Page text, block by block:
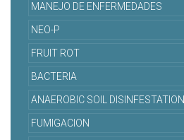
MANEJO DE ENFERMEDADES
NEO-P
FRUIT ROT
BACTERIA
ANAEROBIC SOIL DISINFESTATION
FUMIGACION